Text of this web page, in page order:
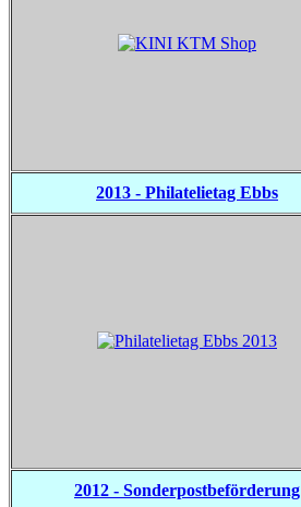
2013 - Philatelietag Ebbs
2012 - Sonderpostbeförderung